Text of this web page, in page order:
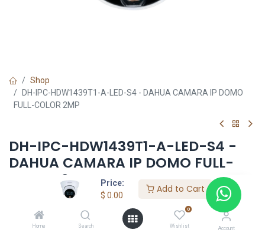
Price:
$ 0.00
Add to Cart
Home Search
0
Wishlist Account
Shop
DH-IPC-HDW1439T1-A-LED-S4 - DAHUA CAMARA IP DOMO
FULL-COLOR 2MP
DH-IPC-HDW1439T1-A-LED-S4 -
DAHUA CAMARA IP DOMO FULL-
COLOR 2MP